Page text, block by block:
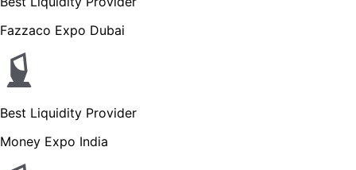
Fazzaco Expo Dubai
Best Liquidity Provider
Money Expo India